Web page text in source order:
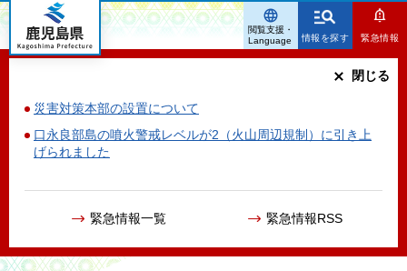
鹿児島県
情報を探す 緊急情報
災害対策本部の設置について
口永良部島の噴火警戒レベルが2（火山周辺規制）に引き上
げられました
緊急情報一覧 緊急情報RSS
閉じる
閲覧支援・
Language